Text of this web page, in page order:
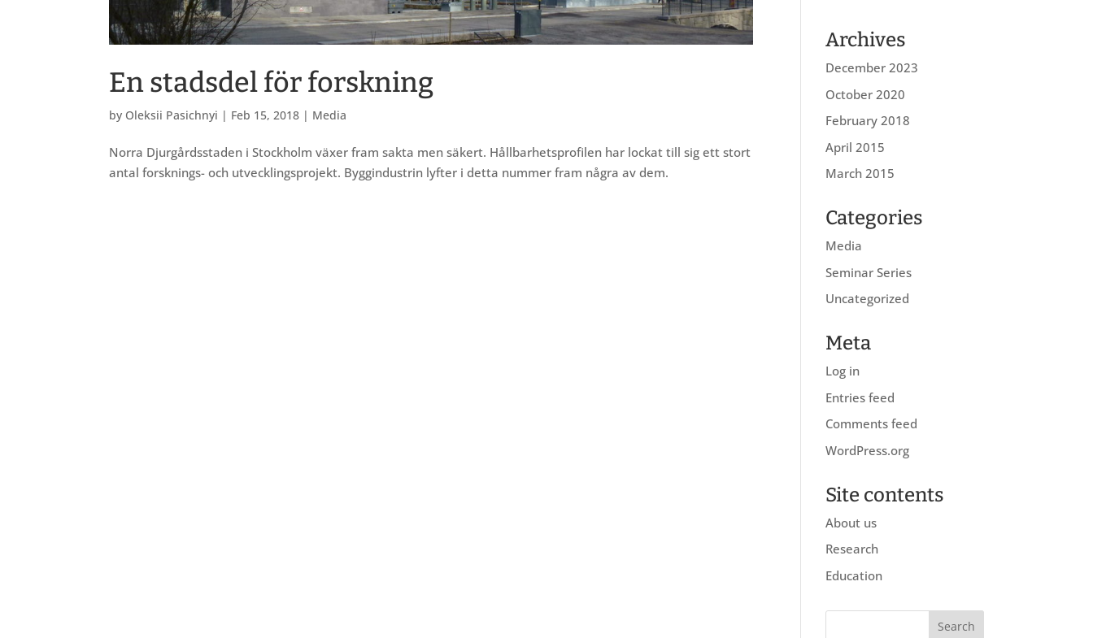
En stadsdel för forskning
by Oleksii Pasichnyi | Feb 15, 2018 | Media
Norra Djurgårdsstaden i Stockholm växer fram sakta men säkert. Hållbarhetsprofilen har lockat till sig ett stort
antal forsknings- och utvecklingsprojekt. Byggindustrin lyfter i detta nummer fram några av dem.
Archives
December 2023
October 2020
February 2018
April 2015
March 2015
Categories
Media
Seminar Series
Uncategorized
Meta
Log in
Entries feed
Comments feed
WordPress.org
Site contents
About us
Research
Education